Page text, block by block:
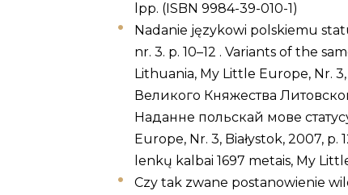
lpp. (ISBN 9984-39-010-1)
Nadanie językowi polskiemu
nr. 3. p. 10–12 . Variants of the
Lithuania, My Little Europe, Nr.
Великого Княжества
Наданне польскай мове
Europe, Nr. 3, Białystok, 2007,
lenkų kalbai 1697 metais, My
Czy tak zwane postanowienie